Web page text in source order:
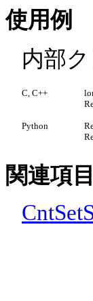
使用例
内部
C, C++
Python
関連項目